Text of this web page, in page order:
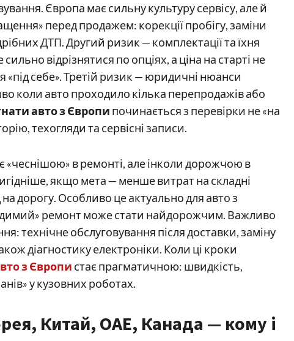
Європа має сильну культуру сервісу, але й
перед продажем: корекції пробігу, заміни
ДТП. Другий ризик — комплектації та їхня
відрізнятися по опціях, а ціна на старті не
себе». Третій ризик — юридичні нюанси
коли авто проходило кілька перепродажів або
авто з Європи починається з перевірки не «на
техогляди та сервісні записи.
«чеснішою» в ремонті, але інколи дорожчою в
якщо мета — менше витрат на складні
дорогу. Особливо це актуально для авто з
ремонт може стати найдорожчим. Важливо
технічне обслуговування після доставки, заміну
діагностику електроніки. Коли ці кроки
з Європи стає прагматичною: швидкість,
у кузовних роботах.
Китай, ОАЕ, Канада — кому і